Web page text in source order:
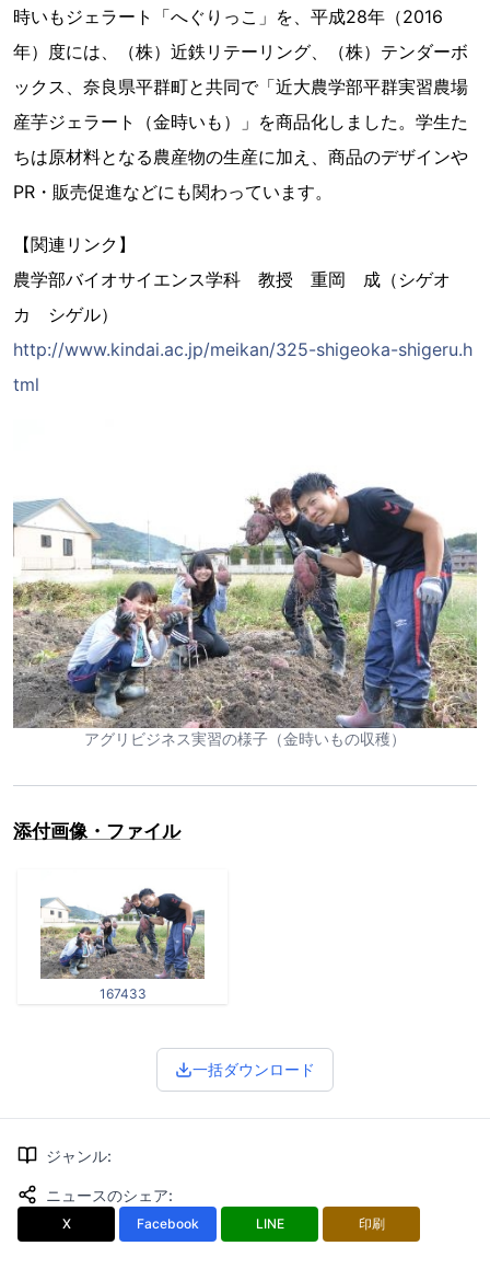
時いもジェラート「へぐりっこ」を、平成28年（2016
年）度には、（株）近鉄リテーリング、（株）テンダーボ
ックス、奈良県平群町と共同で「近大農学部平群実習農場
産芋ジェラート（金時いも）」を商品化しました。学生た
ちは原材料となる農産物の生産に加え、商品のデザインや
PR・販売促進などにも関わっています。
【関連リンク】
農学部バイオサイエンス学科 教授 重岡 成（シゲオ
カ シゲル）
http://www.kindai.ac.jp/meikan/325-shigeoka-shigeru.h
tml
アグリビジネス実習の様子（金時いもの収穫）
添付画像・ファイル
167433
一括ダウンロード
ジャンル:
ニュースのシェア:
X Facebook LINE 印刷